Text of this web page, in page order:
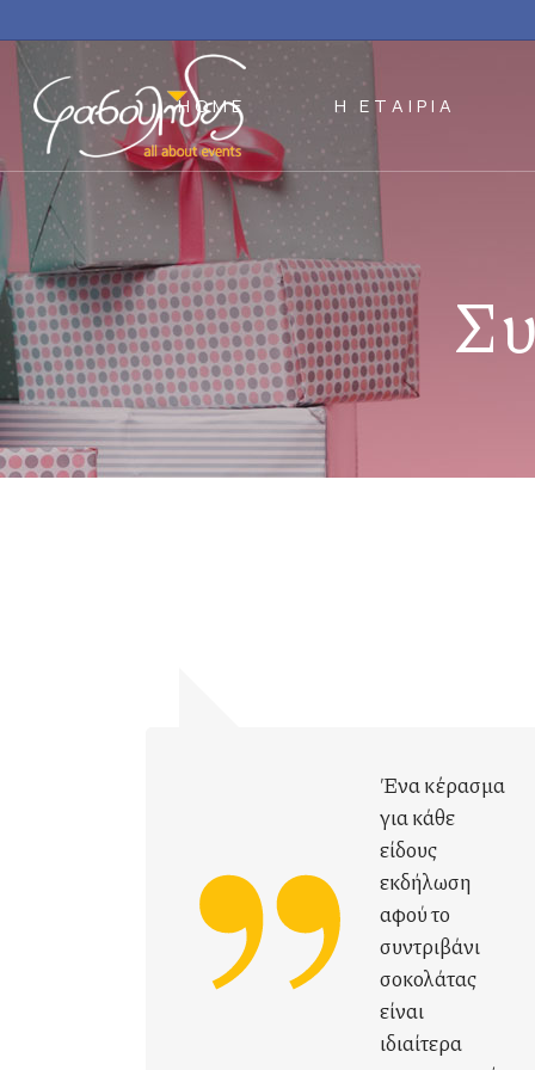
HOME Η ΕΤΑΙΡΙΑ
Ένα κέρασμα
για κάθε
είδους
εκδήλωση
αφού το
συντριβάνι
σοκολάτας
είναι
ιδιαίτερα